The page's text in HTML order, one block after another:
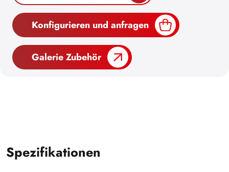
Konfigurieren und anfragen
Galerie Zubehör
Spezifikationen